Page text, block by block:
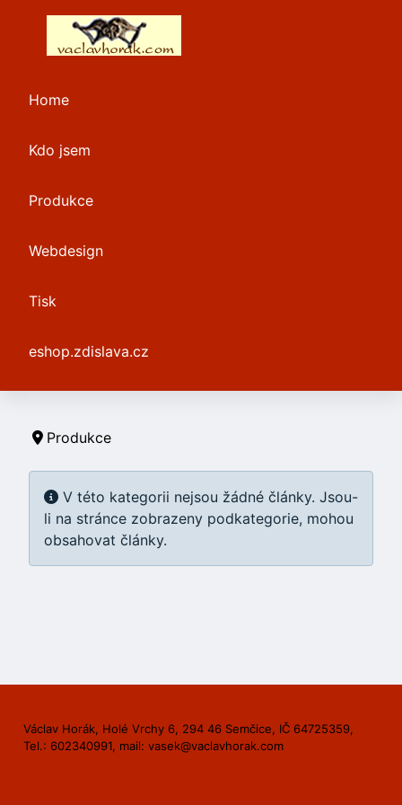
Home
Kdo jsem
Produkce
Webdesign
Tisk
eshop.zdislava.cz
Produkce
Informace
V této kategorii nejsou žádné články. Jsou-
li na stránce zobrazeny podkategorie, mohou
obsahovat články.
Václav Horák, Holé Vrchy 6, 294 46 Semčice, IČ 64725359,
Tel.: 602340991, mail: vasek@vaclavhorak.com